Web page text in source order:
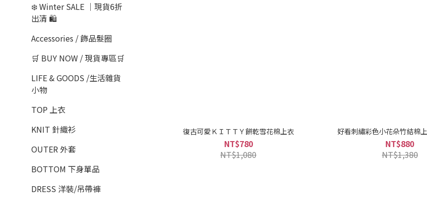
❄️ Winter SALE ｜現貨6折
出清 🛍️
Accessories / 飾品髮圈
🛒 BUY NOW / 現貨專區🛒
LIFE & GOODS /生活雜貨
小物
TOP 上衣
KNIT 針織衫
OUTER 外套
BOTTOM 下身單品
DRESS 洋裝/吊帶褲
復古可愛ＫＩＴＴＹ餅乾雪花棉上衣
NT$780
NT$1,080
好看刺繡彩色小花朵竹結棉上
NT$880
NT$1,380